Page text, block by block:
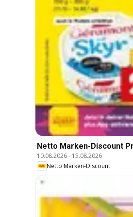
Netto Marken-Discount
10.08.2026- 15.08.2026
Netto Marken-Discount